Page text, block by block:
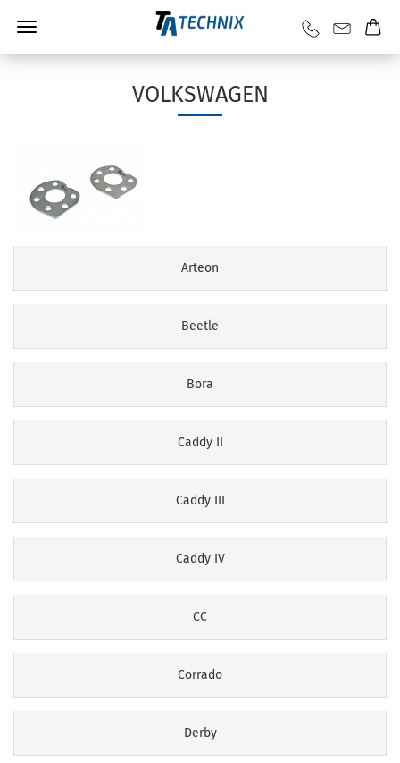
VOLKSWAGEN
Arteon
Beetle
Bora
Caddy II
Caddy III
Caddy IV
CC
Corrado
Derby